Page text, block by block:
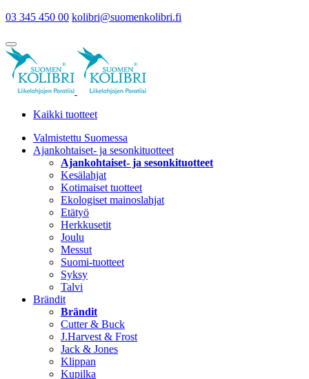
03 345 450 00 kolibri@suomenkolibri.fi
Kaikki tuotteet
Valmistettu Suomessa
Ajankohtaiset- ja sesonkituotteet
Ajankohtaiset- ja sesonkituotteet
Kesälahjat
Kotimaiset tuotteet
Ekologiset mainoslahjat
Etätyö
Herkkusetit
Joulu
Messut
Suomi-tuotteet
Syksy
Talvi
Brändit
Brändit
Cutter & Buck
J.Harvest & Frost
Jack & Jones
Klippan
Kupilka